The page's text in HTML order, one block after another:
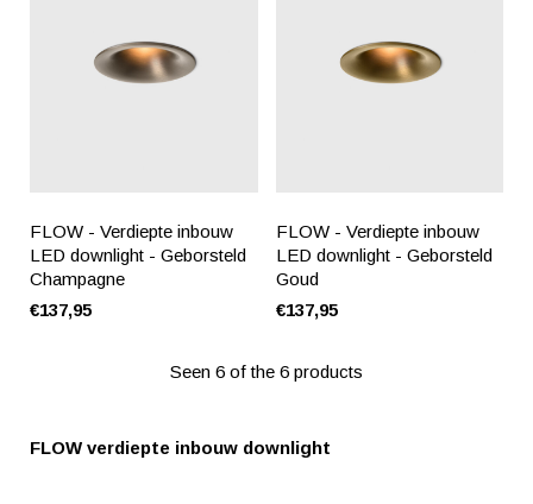
FLOW - Verdiepte inbouw
LED downlight - Geborsteld
Champagne
€137,95
FLOW - Verdiepte inbouw
LED downlight - Geborsteld
Goud
€137,95
Seen 6 of the 6 products
FLOW verdiepte inbouw downlight